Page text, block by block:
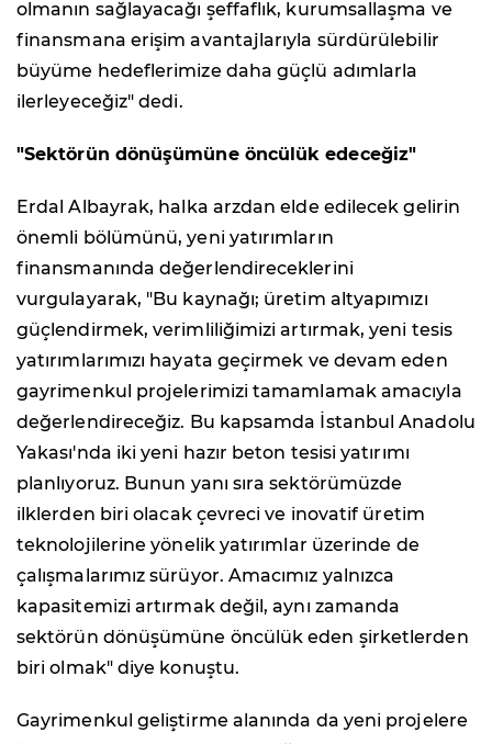
olmanın sağlayacağı şeffaflık, kurumsallaşma ve
finansmana erişim avantajlarıyla sürdürülebilir
büyüme hedeflerimize daha güçlü adımlarla
ilerleyeceğiz" dedi.
"Sektörün dönüşümüne öncülük edeceğiz"
Erdal Albayrak, halka arzdan elde edilecek gelirin
önemli bölümünü, yeni yatırımların
finansmanında değerlendireceklerini
vurgulayarak, "Bu kaynağı; üretim altyapımızı
güçlendirmek, verimliliğimizi artırmak, yeni tesis
yatırımlarımızı hayata geçirmek ve devam eden
gayrimenkul projelerimizi tamamlamak amacıyla
değerlendireceğiz. Bu kapsamda İstanbul Anadolu
Yakası'nda iki yeni hazır beton tesisi yatırımı
planlıyoruz. Bunun yanı sıra sektörümüzde
ilklerden biri olacak çevreci ve inovatif üretim
teknolojilerine yönelik yatırımlar üzerinde de
çalışmalarımız sürüyor. Amacımız yalnızca
kapasitemizi artırmak değil, aynı zamanda
sektörün dönüşümüne öncülük eden şirketlerden
biri olmak" diye konuştu.
Gayrimenkul geliştirme alanında da yeni projelere